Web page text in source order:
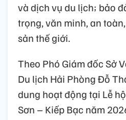
và dịch vụ du lịch; bảo
trọng, văn minh, an
sản thế giới.
Theo Phó Giám đốc Sở
Du lịch Hải Phòng Đỗ
dung hoạt động tại Lễ
Sơn – Kiếp Bạc năm